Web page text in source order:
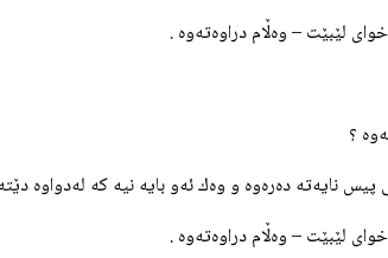
لێبێت – وه‌ڵام دراوه‌ته‌وه‌ .
نایه‌ته‌ ده‌ره‌وه‌ و وه‌ك ئه‌و بایه‌ نیه‌ كه‌ له‌دواوه‌
لێبێت – وه‌ڵام دراوه‌ته‌وه‌ .